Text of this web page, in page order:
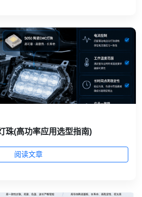
珠(高功率应用选型指南)
阅读文章